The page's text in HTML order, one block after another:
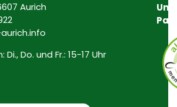
Aurich
Do. und Fr.: 15-17 Uhr